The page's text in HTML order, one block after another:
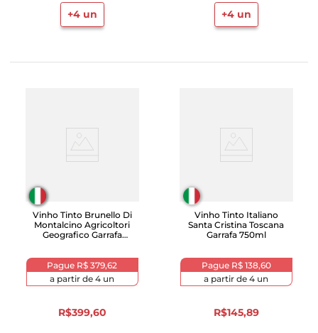
+4un +4un
Vinho Tinto Brunello Di
Montalcino Agricoltori
Geografico Garrafa
Pague R$ 379,62
a partir de 4 un
R$399,60
Vinho Tinto Italiano
Santa Cristina Toscana
Garrafa 750ml
Pague R$ 138,60
a partir de 4 un
R$145,89